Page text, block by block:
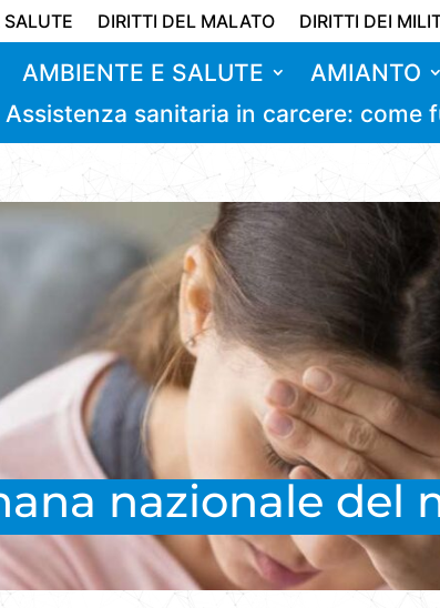
DIRITTI DEL MALATO DIRITTI DEI
AMBIENTE E SALUTE AMIANTO
Assistenza sanitaria in carcere: come
nazionale del